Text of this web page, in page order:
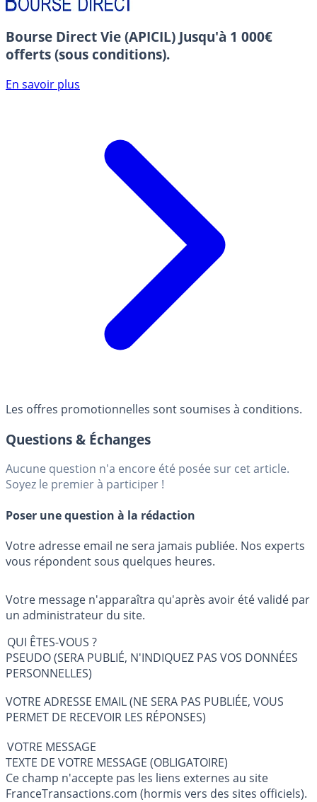
Bourse Direct Vie (APICIL) Jusqu'à 1 000€
offerts (sous conditions).
En savoir plus
Les offres promotionnelles sont soumises à conditions.
Questions & Échanges
Aucune question n'a encore été posée sur cet article.
Soyez le premier à participer !
Poser une question à la rédaction
Votre adresse email ne sera jamais publiée. Nos experts
vous répondent sous quelques heures.
Votre message n'apparaîtra qu'après avoir été validé par
un administrateur du site.
QUI ÊTES-VOUS ?
PSEUDO (SERA PUBLIÉ, N'INDIQUEZ PAS VOS DONNÉES
PERSONNELLES)
VOTRE ADRESSE EMAIL (NE SERA PAS PUBLIÉE, VOUS
PERMET DE RECEVOIR LES RÉPONSES)
VOTRE MESSAGE
TEXTE DE VOTRE MESSAGE (OBLIGATOIRE)
Ce champ n'accepte pas les liens externes au site
FranceTransactions.com (hormis vers des sites officiels).